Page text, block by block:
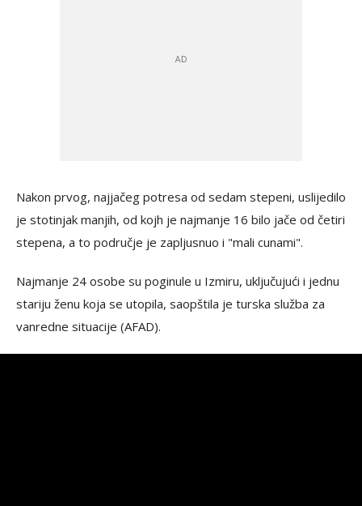
Nakon prvog, najjačeg potresa od sedam stepeni, uslijedilo
je stotinjak manjih, od kojh je najmanje 16 bilo jače od četiri
stepena, a to područje je zapljusnuo i "mali cunami".
Najmanje 24 osobe su poginule u Izmiru, uključujući i jednu
stariju ženu koja se utopila, saopštila je turska služba za
vanredne situacije (AFAD).